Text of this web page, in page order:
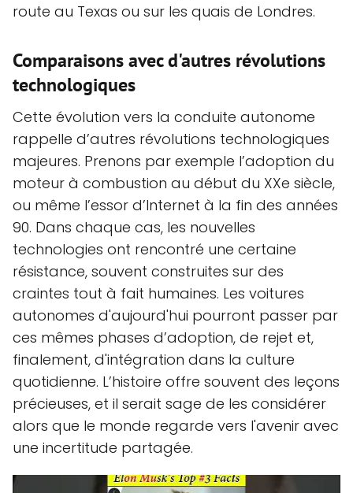
route au Texas ou sur les quais de Londres.
Comparaisons avec d'autres révolutions
technologiques
Cette évolution vers la conduite autonome
rappelle d’autres révolutions technologiques
majeures. Prenons par exemple l’adoption du
moteur à combustion au début du XXe siècle,
ou même l’essor d’Internet à la fin des années
90. Dans chaque cas, les nouvelles
technologies ont rencontré une certaine
résistance, souvent construites sur des
craintes tout à fait humaines. Les voitures
autonomes d'aujourd'hui pourront passer par
ces mêmes phases d’adoption, de rejet et,
finalement, d'intégration dans la culture
quotidienne. L’histoire offre souvent des leçons
précieuses, et il serait sage de les considérer
alors que le monde regarde vers l'avenir avec
une incertitude partagée.